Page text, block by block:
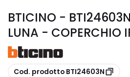
BTICINO -
LUNA - COPERCHIO
copia
Cod. prodotto BTI24603N